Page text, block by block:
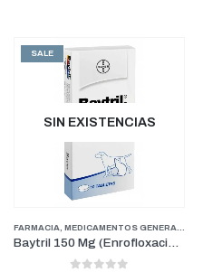
SALE
SIN EXISTENCIAS
FARMACIA, MEDICAMENTOS GENERALES
Baytril 150 Mg (Enrofloxacina)